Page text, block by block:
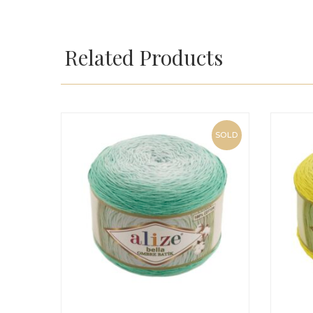
Related Products
SOLD